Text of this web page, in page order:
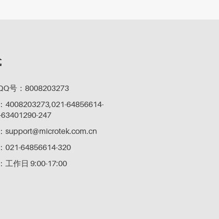
号：8008203273
4008203273,021-64856614-
247
support@microtek.com.cn
021-64856614-320
工作日 9:00-17:00